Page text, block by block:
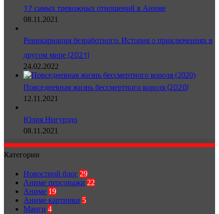
17 самых тревожных отношений в Аниме
08.11.2021
Реинкарнация безработного: История о приключениях в
другом мире (2021)
24.02.2022
Повседневная жизнь бессмертного короля (2020)
12.11.2021
Юлия Нигурэдо
08.11.2021
Категории
Новостной блог 29
Аниме персонажи 22
Аниме 19
Аниме картинки 5
Манги 4